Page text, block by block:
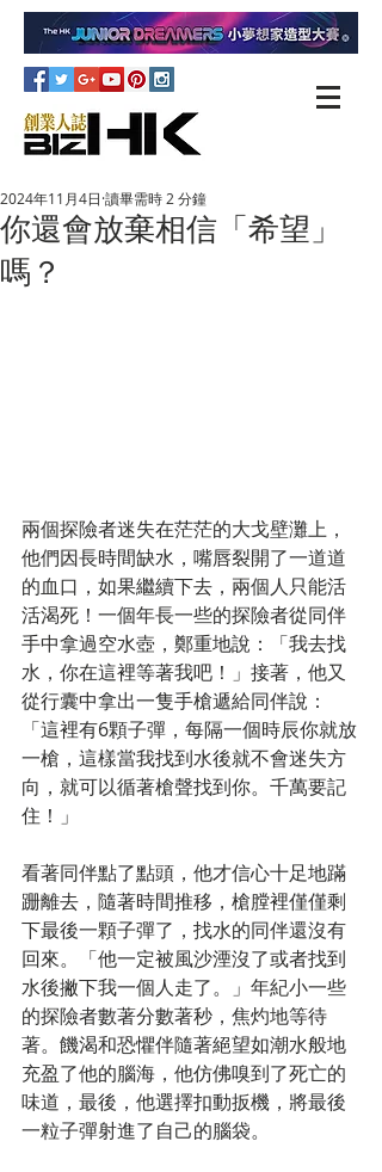
你還會放棄相信「希望」
嗎？
2024年11月4日 讀畢需時 2 分鐘
兩個探險者迷失在茫茫的大戈壁灘上，
他們因長時間缺水，嘴唇裂開了一道道
的血口，如果繼續下去，兩個人只能活
活渴死！一個年長一些的探險者從同伴
手中拿過空水壺，鄭重地說：「我去找
水，你在這裡等著我吧！」接著，他又
從行囊中拿出一隻手槍遞給同伴說：
「這裡有6顆子彈，每隔一個時辰你就放
一槍，這樣當我找到水後就不會迷失方
向，就可以循著槍聲找到你。千萬要記
住！」
看著同伴點了點頭，他才信心十足地蹣
跚離去，隨著時間推移，槍膛裡僅僅剩
下最後一顆子彈了，找水的同伴還沒有
回來。「他一定被風沙湮沒了或者找到
水後撇下我一個人走了。」年紀小一些
的探險者數著分數著秒，焦灼地等待
著。饑渴和恐懼伴隨著絕望如潮水般地
充盈了他的腦海，他仿佛嗅到了死亡的
味道，最後，他選擇扣動扳機，將最後
一粒子彈射進了自己的腦袋。